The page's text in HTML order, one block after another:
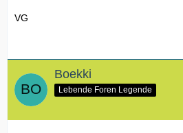
VG
Boekki
Lebende Foren Legende